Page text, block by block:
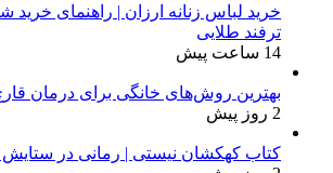
ترفند طلایی
14 ساعت پیش
بهترین روش‌های خانگی برای درمان
2 روز پیش
کتاب کهکشان نیستی | رمانی در